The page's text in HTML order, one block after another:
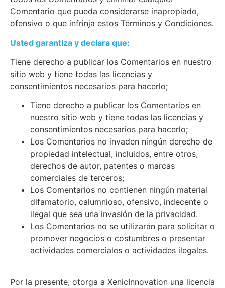
Comentario que pueda considerarse inapropiado,
ofensivo o que infrinja estos Términos y Condiciones.
Usted garantiza y declara que:
Tiene derecho a publicar los Comentarios en nuestro
sitio web y tiene todas las licencias y
consentimientos necesarios para hacerlo;
Tiene derecho a publicar los Comentarios en
nuestro sitio web y tiene todas las licencias y
consentimientos necesarios para hacerlo;
Los Comentarios no invaden ningún derecho de
propiedad intelectual, incluidos, entre otros,
derechos de autor, patentes o marcas
comerciales de terceros;
Los Comentarios no contienen ningún material
difamatorio, calumnioso, ofensivo, indecente o
ilegal que sea una invasión de la privacidad.
Los Comentarios no se utilizarán para solicitar o
promover negocios o costumbres o presentar
actividades comerciales o actividades ilegales.
Por la presente, otorga a XenicInnovation una licencia